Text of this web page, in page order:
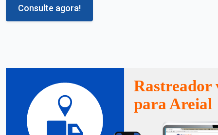
Consulte agora!
Rastreador
para Areial